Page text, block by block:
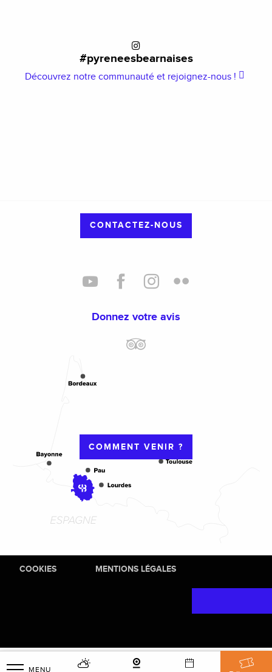
MENU
#pyreneesbearnaises
Découvrez notre communauté et rejoignez-nous !
CONTACTEZ-NOUS
Donnez votre avis
COMMENT VENIR ?
COOKIES MENTIONS LÉGALES